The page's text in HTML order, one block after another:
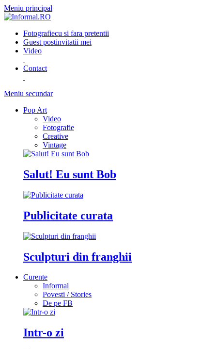
Meniu principal
Fotografiecu si fara pretentii
Guest postinvitatii mei
Video
Contact
Meniu secundar
Pop Art
Video
Fotografie
Creative
Vintage
Salut! Eu sunt Bob
Publicitate curata
Sculpturi din franghii
Curente
Informal
Povesti / Stories
De pe FB
Intr-o zi